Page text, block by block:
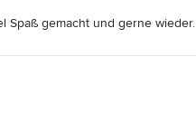
Spaß gemacht und gerne wieder.